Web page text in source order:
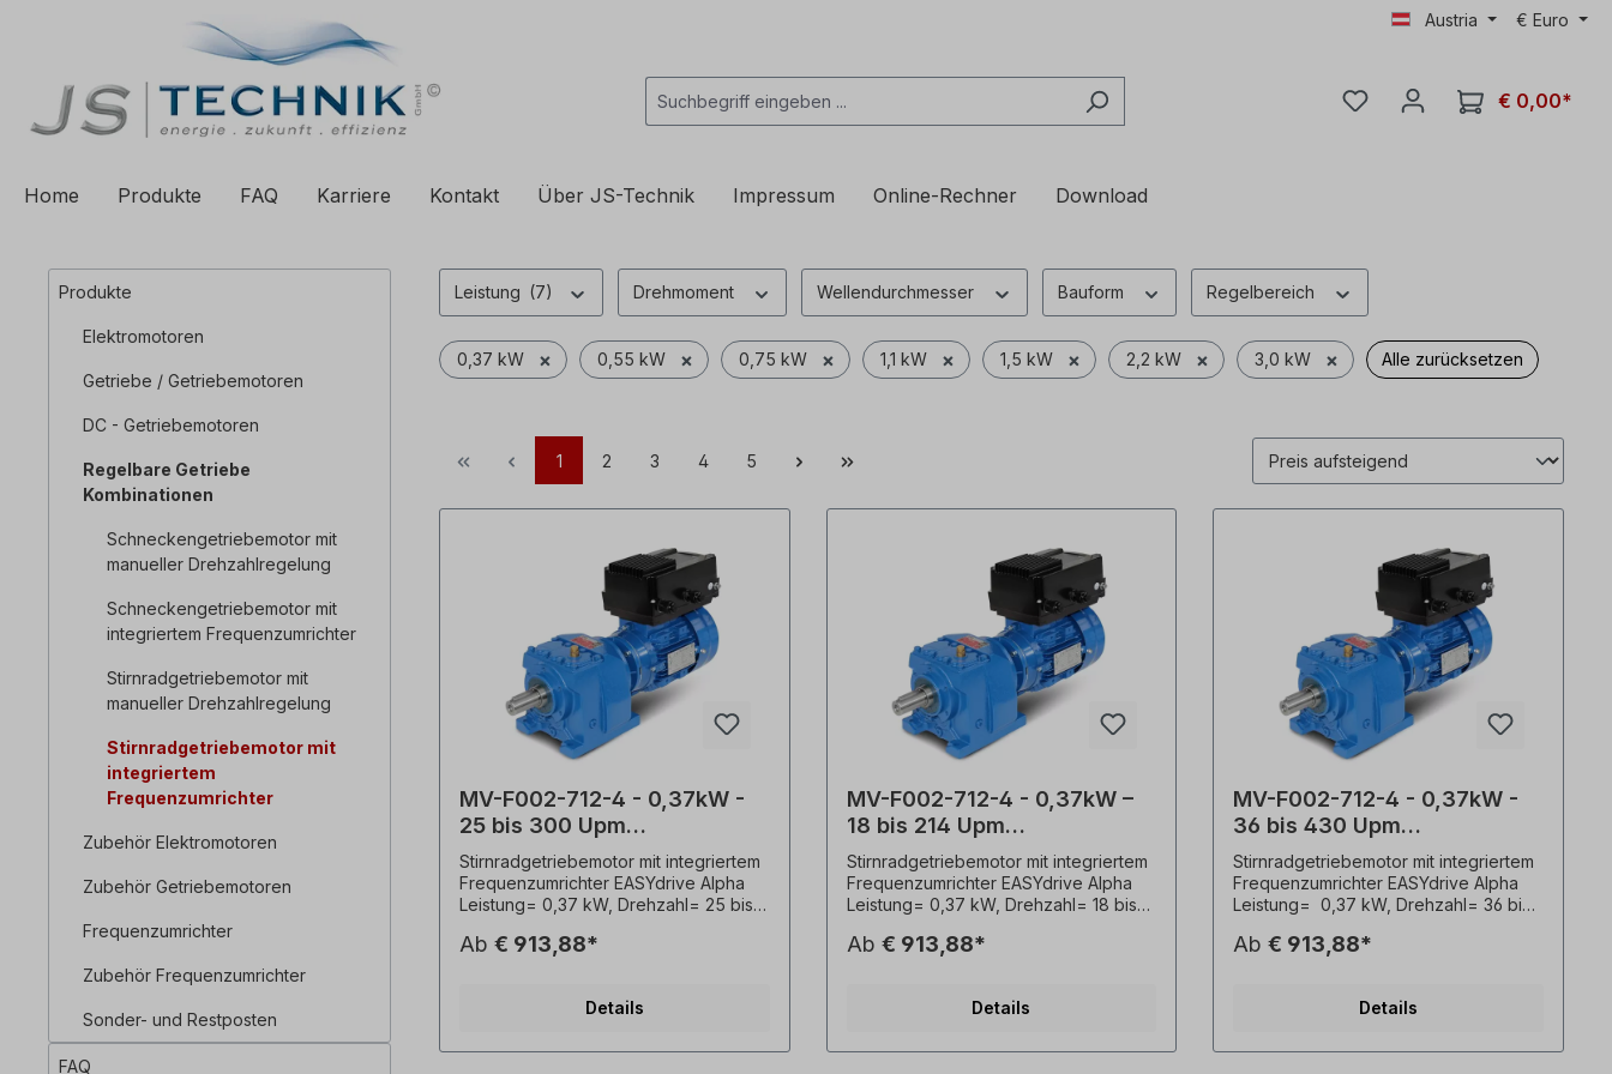
Zur Hauptnavigation springen Austria € Euro
€ 0,00*
Home Produkte FAQ Karriere Kontakt Über JS-Technik Impressum Online-Rechner Download
Produkte
Elektromotoren
Getriebe / Getriebemotoren
DC - Getriebemotoren
Regelbare Getriebe
Kombinationen
Schneckengetriebemotor mit
manueller Drehzahlregelung
Schneckengetriebemotor mit
integriertem Frequenzumrichter
Stirnradgetriebemotor mit
manueller Drehzahlregelung
Stirnradgetriebemotor mit
integriertem
Frequenzumrichter
Zubehör Elektromotoren
Zubehör Getriebemotoren
Frequenzumrichter
Zubehör Frequenzumrichter
Sonder- und Restposten
FAQ
Leistung (7) Drehmoment Wellendurchmesser Bauform Regelbereich
0,37 kW × 0,55 kW × 0,75 kW × 1,1 kW × 1,5 kW × 2,2 kW × 3,0 kW × Alle zurücksetzen
1 2 3 4 5
MV-F002-712-4 - 0,37kW -
25 bis 300 Upm
Stirnradgetriebe+ FU-Motor
Alpha
Stirnradgetriebemotor mit integriertem
Frequenzumrichter EASYdrive Alpha
Leistung= 0,37 kW, Drehzahl= 25 bis
Drehmoment (M²)= 13 Nm,
mm, Gewicht= 18,8 kg, Farbton=
Kaltleiter, Betriebsart= S1- 100% ED.
Ab € 913,88*
Details
MV-F002-712-4 - 0,37kW –
18 bis 214 Upm
Stirnradgetriebe+ FU-Motor
Alpha
Stirnradgetriebemotor mit integriertem
Frequenzumrichter EASYdrive Alpha
Leistung= 0,37 kW, Drehzahl= 18 bis
Drehmoment (M²)= 19 Nm,
mm, Gewicht= 16,8 kg, Farbton=
Kaltleiter, Betriebsart= S1- 100% ED.
Ab € 913,88*
Details
MV-F002-712-4 - 0,37kW -
36 bis 430 Upm
Stirnradgetriebe+ FU-Motor
Alpha
Stirnradgetriebemotor mit integriertem
Frequenzumrichter EASYdrive Alpha
Leistung= 0,37 kW, Drehzahl= 36 bis
Drehmoment (M²)= 9 Nm,
mm, Gewicht= 18,8 kg, Farbton=
Kaltleiter, Betriebsart= S1- 100% ED.
Ab€ 913,88*
Details